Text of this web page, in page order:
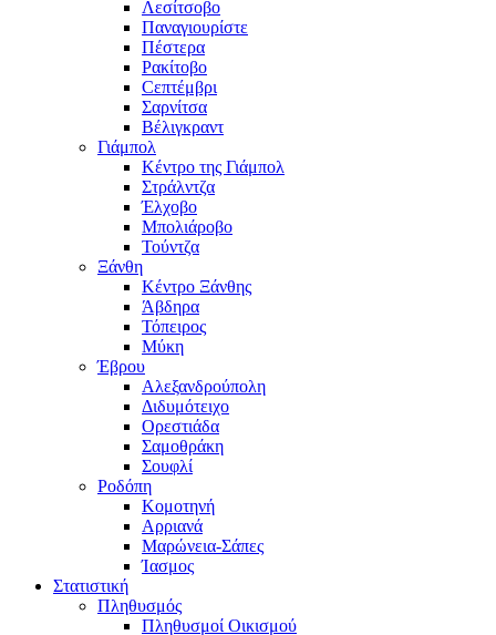
Λεσίτσοβο
Παναγιουρίστε
Πέστερα
Ρακίτοβο
Сεπτέμβρι
Σαρνίτσα
Βέλιγκραντ
Γιάμπολ
Κέντρο της Γιάμπολ
Στράλντζα
Έλχοβο
Μπολιάροβο
Τούντζα
Ξάνθη
Κέντρο Ξάνθης
Άβδηρα
Τόπειρος
Μύκη
Έβρου
Αλεξανδρούπολη
Διδυμότειχο
Ορεστιάδα
Σαμοθράκη
Σουφλί
Ροδόπη
Κομοτηνή
Αρριανά
Μαρώνεια-Σάπες
Ίασμος
Στατιστική
Πληθυσμός
Πληθυσμοί Οικισμού